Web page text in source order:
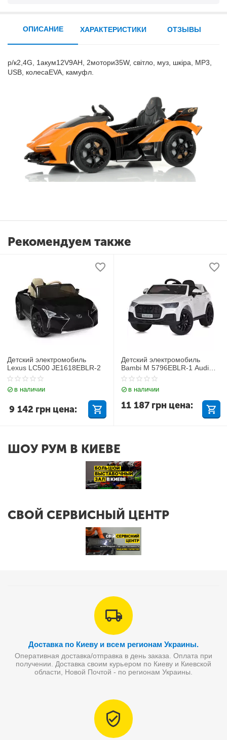
ОПИСАНИЕ
р/к2,4G, 1акум12V9AH, 2мотори35W, світло, муз, шкіра, MP3,
USB, колесаEVA, камуфл.
ХАРАКТЕРИСТИКИ ОТЗЫВЫ
Рекомендуем также
Детский электромобиль
Lexus LC500 JE1618EBLR-2
в наличии
9 142 грн цена:
Детский электромобиль
Bambi M 5796EBLR-1 Audi
Q7
в наличии
11 187 грн цена:
ШОУ РУМ В КИЕВЕ
СВОЙ СЕРВИСНЫЙ ЦЕНТР
Доставка по Киеву и всем регионам Украины.
Оперативная доставка/отправка в день заказа. Оплата при
получении. Доставка своим курьером по Киеву и Киевской
области, Новой Почтой - по регионам Украины.